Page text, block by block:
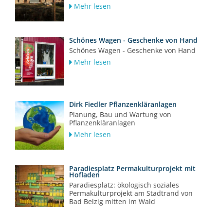
Mehr lesen
Schönes Wagen - Geschenke von Hand
Schönes Wagen - Geschenke von Hand
Mehr lesen
Dirk Fiedler Pflanzenkläranlagen
Planung, Bau und Wartung von
Pflanzenkläranlagen
Mehr lesen
Paradiesplatz Permakulturprojekt mit
Hofladen
Paradiesplatz: ökologisch soziales
Permakulturprojekt am Stadtrand von
Bad Belzig mitten im Wald